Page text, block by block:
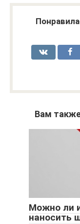
Вам
Можно ли
наносить